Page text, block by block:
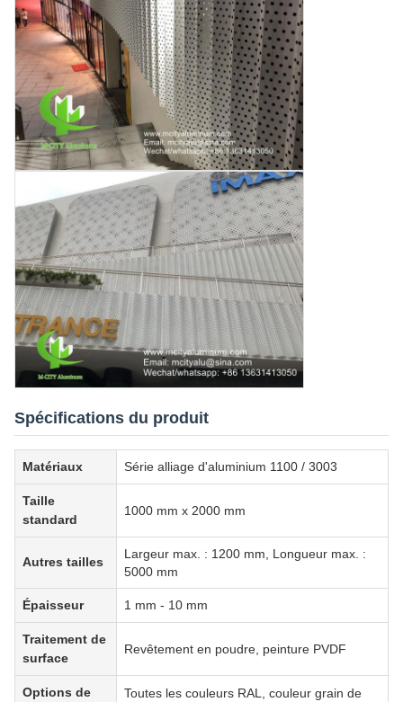
Spécifications du produit
Matériaux Série alliage d'aluminium 1100 / 3003
Taille
standard
1000 mm x 2000 mm
Autres tailles
Largeur max. : 1200 mm, Longueur max. :
5000 mm
Épaisseur 1 mm - 10 mm
Traitement de
surface
Revêtement en poudre, peinture PVDF
Options de
Toutes les couleurs RAL, couleur grain de